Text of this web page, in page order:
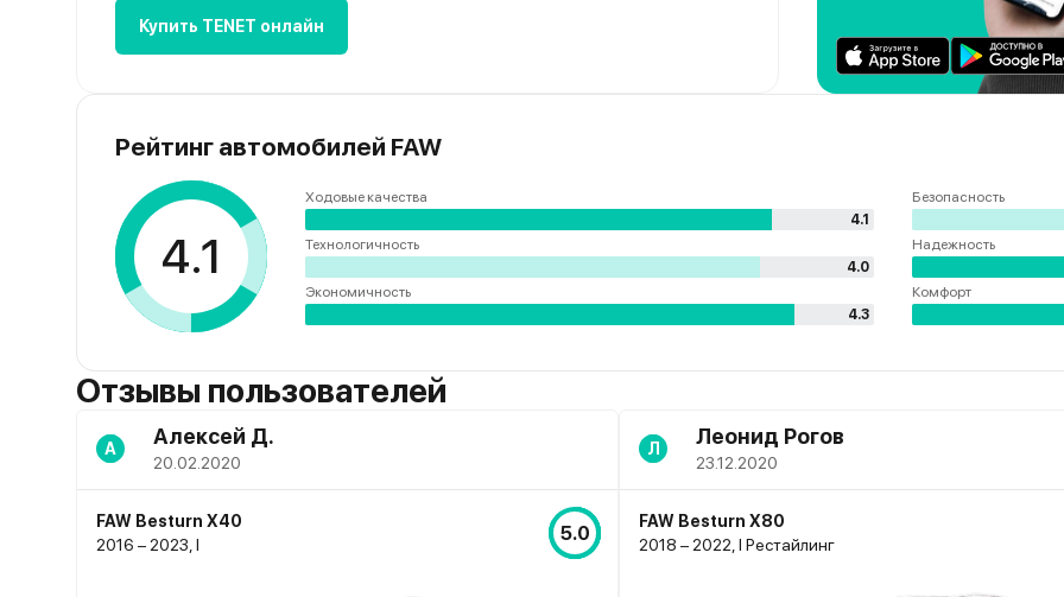
Купить TENET онлайн
Рейтинг автомобилей FAW
4.1
Ходовые качества
4.1
Технологичность
4.0
Экономичность
4.3
Безопасность
Надежность
Комфорт
Отзывы пользователей
А Алексей Д.
20.02.2020
FAW Besturn X40
2016 – 2023, I
5.0
Л Леонид Рогов
23.12.2020
FAW Besturn X80
2018 – 2022, I Рестайлинг